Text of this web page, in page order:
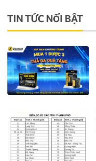
TIN TỨC NỔI BẬT